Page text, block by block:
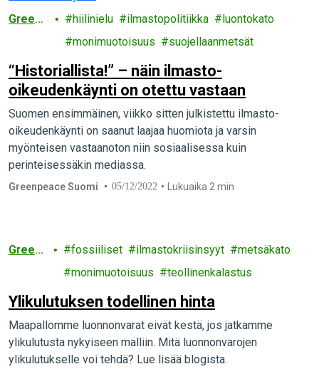
Greenp
hiilinielu ilmastopolitiikka
luontokato
monimuotoisuus
suojellaanmetsät
“Historiallista!” – näin ilmasto-
oikeudenkäynti on otettu vastaan
Suomen ensimmäinen, viikko sitten julkistettu ilmasto-
oikeudenkäynti on saanut laajaa huomiota ja varsin
myönteisen vastaanoton niin sosiaalisessa kuin
perinteisessäkin mediassa.
Greenpeace Suomi 05/12/2022 Lukuaika 2 min
Greenp
fossiiliset ilmastokriisinsyyt
metsäkato
monimuotoisuus
teollinenkalastus
Ylikulutuksen todellinen hinta
Maapallomme luonnonvarat eivät kestä, jos jatkamme
ylikulutusta nykyiseen malliin. Mitä luonnonvarojen
ylikulutukselle voi tehdä? Lue lisää blogista.